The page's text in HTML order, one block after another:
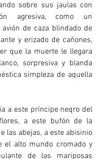
sobre sus jaulas con
agresiva, como un
de caza blindado de
y erizado de cañones,
que la muerte le llegara
sorpresiva y blanda
simpleza de aquella
a este príncipe neqro del
a este bufón de la
las abejas, a este abisinio
el alto mundo cromado y
de las mariposas